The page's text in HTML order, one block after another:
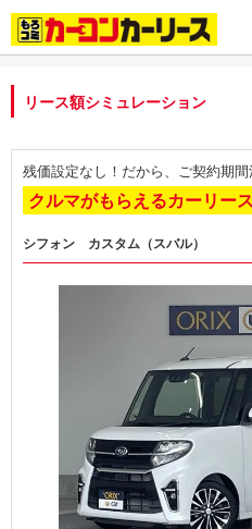
リース額シミュレーション
残価設定なし！だから、ご契約期
クルマがもらえるカーリース
シフォン カスタム（スバル）